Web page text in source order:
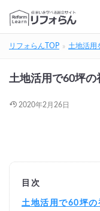
リフォらんTOP 土地活用
土地活用で60坪の
2020年2月26日
目次
土地活用で60坪の